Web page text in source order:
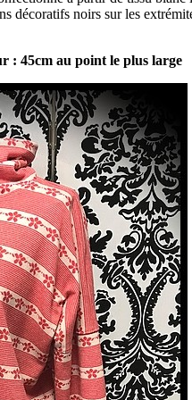
décoratifs noirs sur les
: 45cm au point le plus large